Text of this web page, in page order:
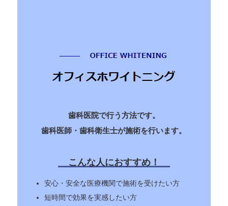
歯科医院で行う方法です。
歯科医師・歯科衛生士が施術を行います。
こんな人におすすめ！
安心・安全な医療機関で施術を受けたい方
短時間で効果を実感したい方